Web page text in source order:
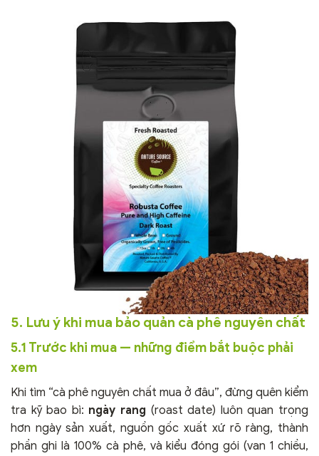
5. Lưu ý khi mua bảo quản cà phê nguyên chất
5.1 Trước khi mua — những điểm bắt buộc phải
xem
Khi tìm “cà phê nguyên chất mua ở đâu”, đừng quên kiểm
tra kỹ bao bì: ngày rang (roast date) luôn quan trọng
hơn ngày sản xuất, nguồn gốc xuất xứ rõ ràng, thành
phần ghi là 100% cà phê, và kiểu đóng gói (van 1 chiều,